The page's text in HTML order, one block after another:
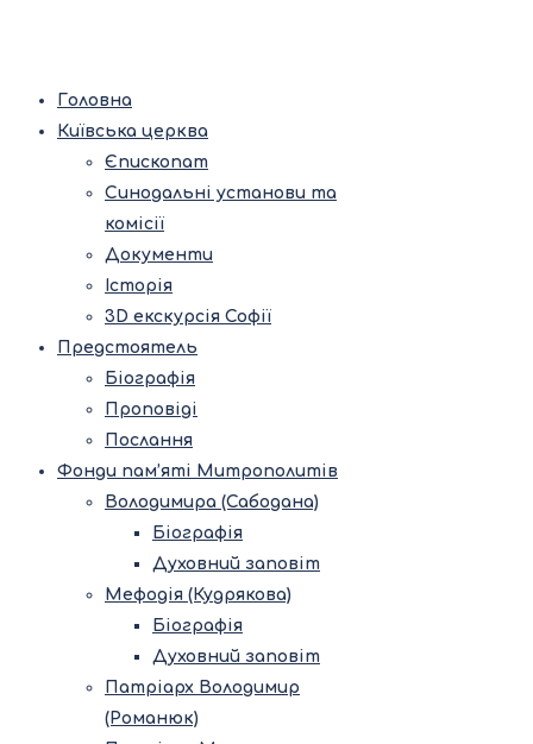
Головна
Київська церква
Єпископат
Синодальні установи та
комісії
Документи
Історія
3D екскурсія Софії
Предстоятель
Біографія
Проповіді
Послання
Фонди пам’яті Митрополитів
Володимира (Сабодана)
Біографія
Духовний заповіт
Мефодія (Кудрякова)
Біографія
Духовний заповіт
Патріарх Володимир
(Романюк)